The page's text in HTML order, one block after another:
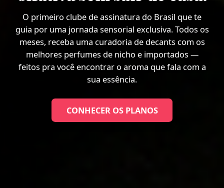
O primeiro clube de assinatura do Brasil que te
guia por uma jornada sensorial exclusiva. Todos os
meses, receba uma curadoria de decants com os
melhores perfumes de nicho e importados —
feitos pra você encontrar o aroma que fala com a
sua essência.
CONHECER OS PLANOS